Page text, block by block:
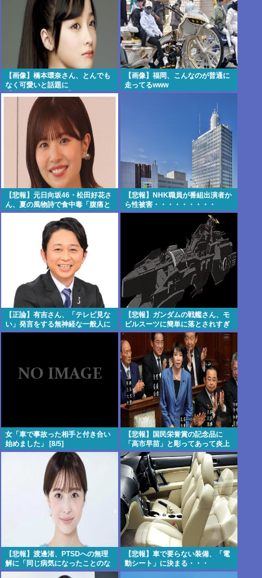
【画像】橋本環奈さん、とんでも
なく可愛いと話題に
【Pickup05153414】
【画像】福岡、こんなのが普通に
走ってるwww
【悲報】元日向坂46・松田好花さ
ん、夏の風物詩で食中毒「腹痛と
おう吐と下痢が止まらな
い」・・・・・・・・・
【悲報】NHK職員が番組出演者か
ら性被害・・・・・・・・・
【正論】有吉さん、「テレビ見な
い」発言をする無神経な一般人に
ガチ憤慨・・・・・・・・・
【悲報】ガンダムの戦艦さん、モ
ビルスーツに簡単に落とされすぎ
るwww
女「車で事故った相手と付き合い
始めました」 [8/5]
【悲報】国民栄誉賞の記念品に
「高市早苗」と彫ってあって炎上
【悲報】渡邊渚、PTSDへの無理
解に「同じ病気になったことのな
い人間にはわからない」
【悲報】車で要らない装備、「電
動シート」に決まる・・・